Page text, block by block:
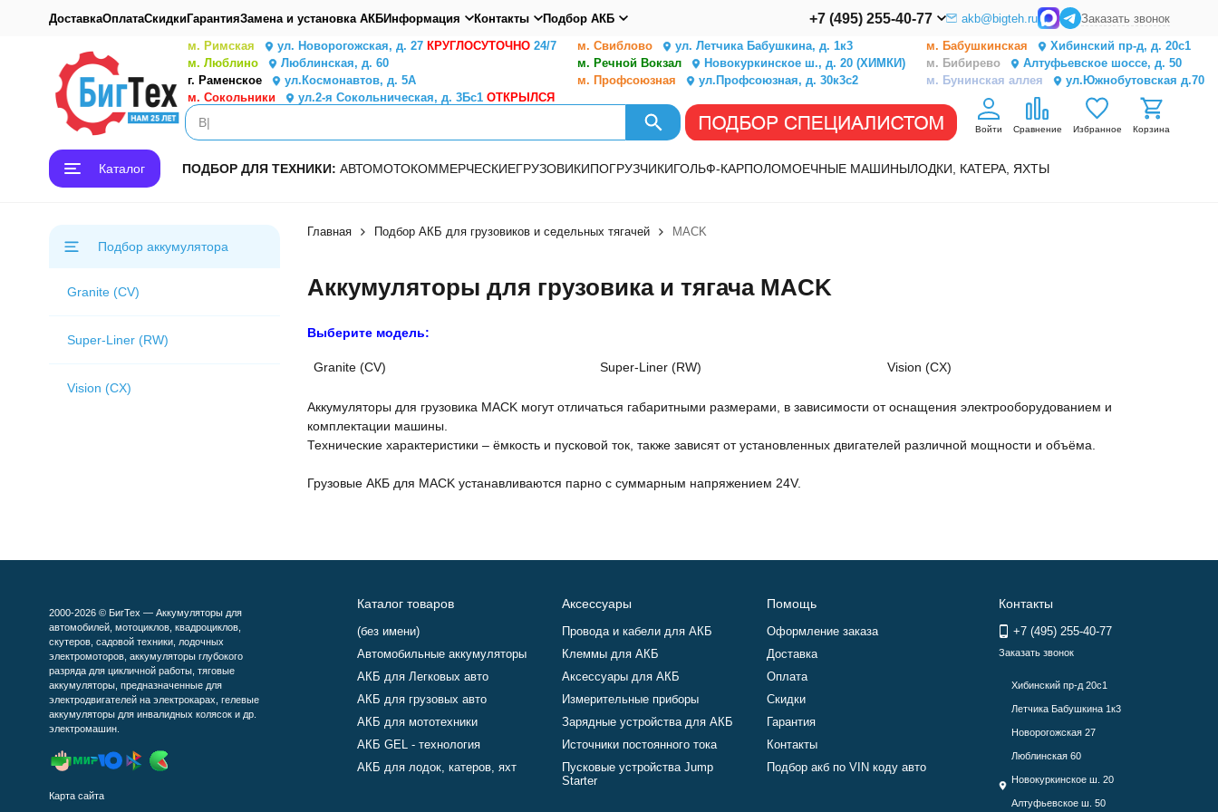
ДоставкаОплатаСкидкиГарантияЗамена и установка АКБИнформация Контакты Подбор АКБ +7 (495) 255-40-77 akb@bigteh.ru Заказать звонок
м. Римская ул. Новорогожская, д. 27 КРУГЛОСУТОЧНО24/7 м. Свиблово ул. Летчика Бабушкина, д. 1к3 м. Бабушкинская
Хибинский пр-д, д. 20с1
м. Люблино
Люблинская, д. 60 м. Речной Вокзал Новокуркинское ш., д. 20 (ХИМКИ) м. Бибирево
Алтуфьевское шоссе, д. 50
г. Раменское
ул.Космонавтов, д. 5А м. Профсоюзная ул.Профсоюзная, д. 30к3с2 м. Бунинская аллея
ул.Южнобутовская д.70
м. Сокольники
ул.2-я Сокольническая, д. 3Бс1 ОТКРЫЛСЯ
Войти Сравнение Избранное Корзина
Каталог ПОДБОР ДЛЯ ТЕХНИКИ: АВТОМОТОКОММЕРЧЕСКИЕГРУЗОВИКИПОГРУЗЧИКИГОЛЬФ-КАРПОЛОМОЕЧНЫЕ МАШИНЫЛОДКИ, КАТЕРА, ЯХТЫ
Главная Подбор АКБ для грузовиков и седельных тягачей MACK
Аккумуляторы для грузовика и тягача MACK
Выберите модель:
Granite (CV) Super-Liner (RW) Vision (CX)
Аккумуляторы для грузовика MACK могут отличаться габаритными размерами, в зависимости от оснащения электрооборудованием и
комплектации машины.
Технические характеристики – ёмкость и пусковой ток, также зависят от установленных двигателей различной мощности и объёма.
Грузовые АКБ для MACK устанавливаются парно с суммарным напряжением 24V.
Подбор аккумулятора
Granite (CV)
Super-Liner (RW)
Vision (CX)
2000-2026 © БигТех — Аккумуляторы для
автомобилей, мотоциклов, квадроциклов,
скутеров, садовой техники, лодочных
электромоторов, аккумуляторы глубокого
разряда для цикличной работы, тяговые
аккумуляторы, предназначенные для
электродвигателей на электрокарах, гелевые
аккумуляторы для инвалидных колясок и др.
электромашин.
Карта сайта
Каталог товаров
(без имени)
Автомобильные аккумуляторы
АКБ для Легковых авто
АКБ для грузовых авто
АКБ для мототехники
АКБ GEL - технология
АКБ для лодок, катеров, яхт
Аксессуары
Провода и кабели для АКБ
Клеммы для АКБ
Аксессуары для АКБ
Измерительные приборы
Зарядные устройства для АКБ
Источники постоянного тока
Пусковые устройства Jump
Starter
Помощь
Оформление заказа
Доставка
Оплата
Скидки
Гарантия
Контакты
Подбор акб по VIN коду авто
Контакты
+7 (495) 255-40-77
Заказать звонок
Хибинский пр-д 20с1
Летчика Бабушкина 1к3
Новорогожская 27
Люблинская 60
Новокуркинское ш. 20
Алтуфьевское ш. 50